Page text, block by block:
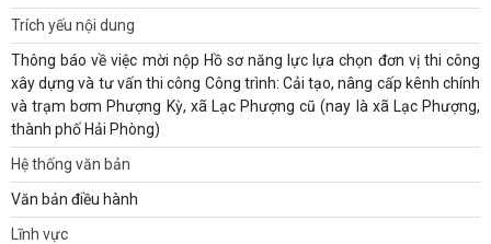
Trích yếu nội dung
Thông báo về việc mời nộp Hồ sơ năng lực lựa chọn đơn vị thi công
xây dựng và tư vấn thi công Công trình: Cải tạo, nâng cấp kênh chính
và trạm bơm Phượng Kỳ, xã Lạc Phượng cũ (nay là xã Lạc Phượng,
thành phố Hải Phòng)
Hệ thống văn bản
Văn bản điều hành
Lĩnh vực